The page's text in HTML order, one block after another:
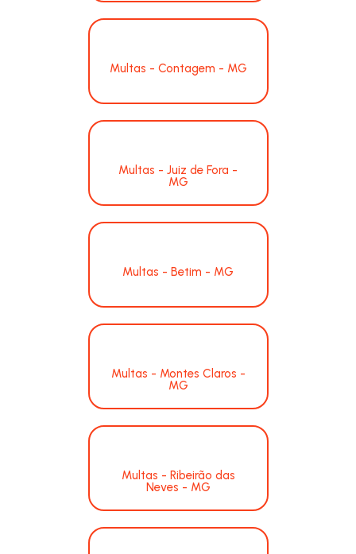
Multas - Contagem - MG
Multas - Juiz de Fora -
MG
Multas - Betim - MG
Multas - Montes Claros -
MG
Multas - Ribeirão das
Neves - MG